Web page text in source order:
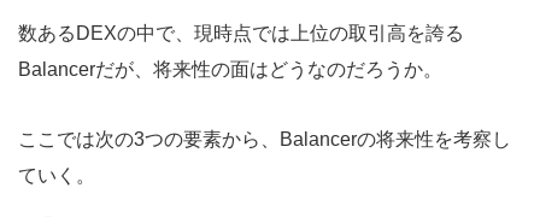
数あるDEXの中で、現時点では上位の取引高を誇る
Balancerだが、将来性の面はどうなのだろうか。
ここでは次の3つの要素から、Balancerの将来性を考察し
ていく。